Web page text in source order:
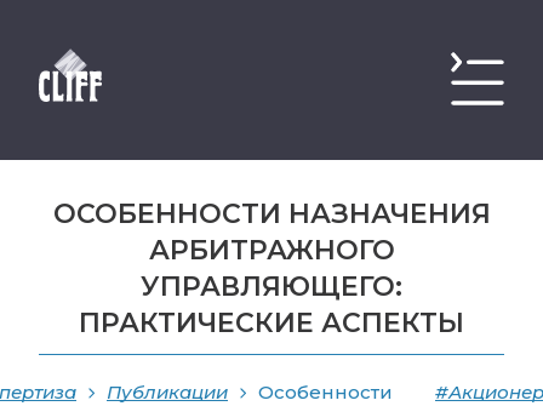
ОСОБЕННОСТИ НАЗНАЧЕНИЯ
АРБИТРАЖНОГО
УПРАВЛЯЮЩЕГО:
ПРАКТИЧЕСКИЕ АСПЕКТЫ
Публикации
Особенности